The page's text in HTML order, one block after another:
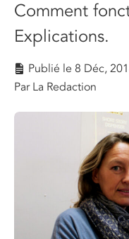
Comment
Explications.
Publié le 8 Déc,
Par La Redaction